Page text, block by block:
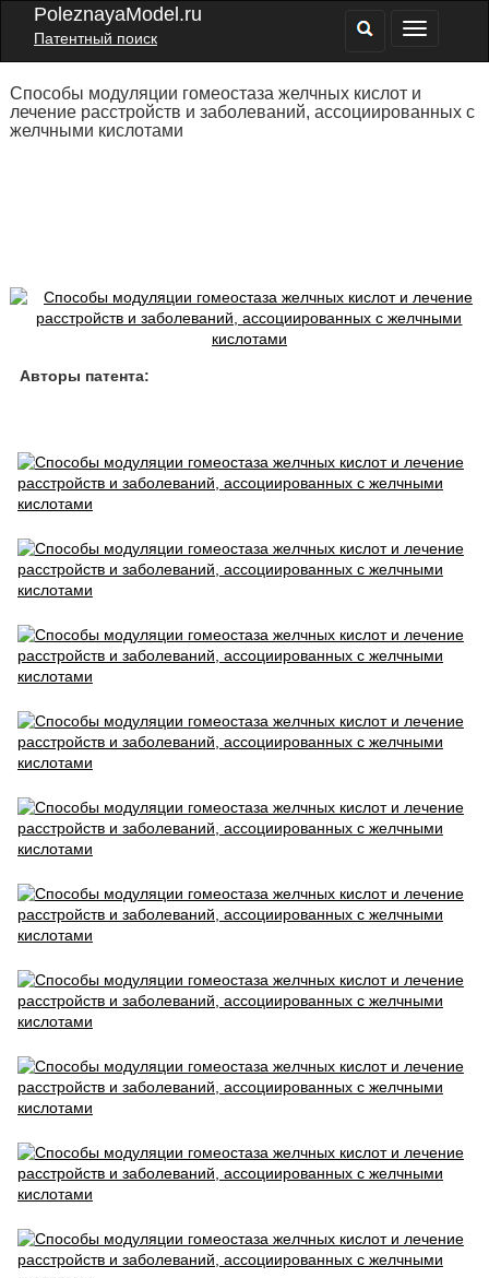
PoleznayaModel.ru
Патентный поиск
Способы модуляции гомеостаза желчных кислот и
лечение расстройств и заболеваний, ассоциированных с
желчными кислотами
Авторы патента: